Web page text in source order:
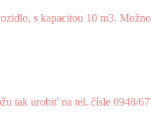
s kapacitou 10 m3.
tak urobiť na tel. čísle 0948/